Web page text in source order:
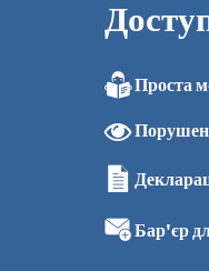
Проста
Бар'єр